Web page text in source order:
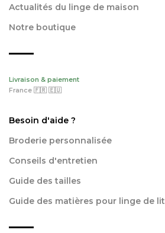
Actualités du linge de maison
Notre boutique
Livraison & paiement
France 🇫🇷 🇪🇺
Besoin d'aide ?
Broderie personnalisée
Conseils d'entretien
Guide des tailles
Guide des matières pour linge de lit